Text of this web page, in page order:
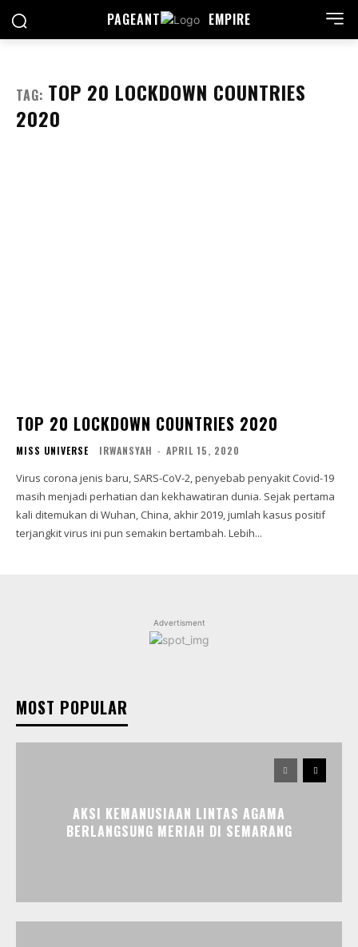
PAGEANT EMPIRE
TAG: TOP 20 LOCKDOWN COUNTRIES
2020
TOP 20 LOCKDOWN COUNTRIES 2020
MISS UNIVERSE IRWANSYAH - APRIL 15, 2020
Virus corona jenis baru, SARS-CoV-2, penyebab penyakit Covid-19
masih menjadi perhatian dan kekhawatiran dunia. Sejak pertama
kali ditemukan di Wuhan, China, akhir 2019, jumlah kasus positif
terjangkit virus ini pun semakin bertambah. Lebih...
Advertisment
MOST POPULAR
AKSI KEMANUSIAAN LINTAS AGAMA
BERLANGSUNG MERIAH DI SEMARANG